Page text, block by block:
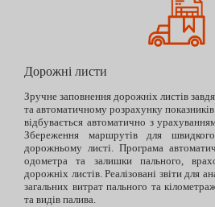
Дорожні листи
Зручне заповнення дорожніх листів
та автоматичному розрахунку
відбувається автоматично з
Збереження маршрутів для
дорожньому листі. Програма
одометра та залишки пального,
дорожніх листів. Реалізовані звіти для
загальних витрат пального та
та видів палива.